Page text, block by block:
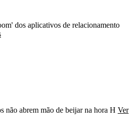
dos aplicativos de relacionamento
não abrem mão de beijar na hora H Ver